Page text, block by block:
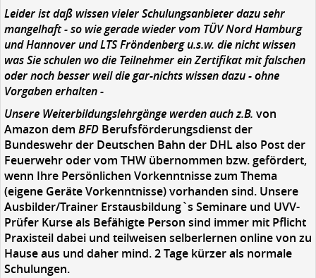
Leider ist daß wissen vieler Schulungsanbieter dazu sehr
mangelhaft - so wie gerade wieder vom TÜV Nord Hamburg
und Hannover und LTS Fröndenberg u.s.w. die nicht wissen
was Sie schulen wo die Teilnehmer ein Zertifikat mit falschen
oder noch besser weil die gar-nichts wissen dazu - ohne
Vorgaben erhalten -
Unsere Weiterbildungslehrgänge werden auch z.B. von
Amazon dem BFD Berufsförderungsdienst der
Bundeswehr der Deutschen Bahn der DHL also Post der
Feuerwehr oder vom THW übernommen bzw. gefördert,
wenn Ihre Persönlichen Vorkenntnisse zum Thema
(eigene Geräte Vorkenntnisse) vorhanden sind. Unsere
Ausbilder/Trainer Erstausbildung`s Seminare und UVV-
Prüfer Kurse als Befähigte Person sind immer mit Pflicht
Praxisteil dabei und teilweisen selberlernen online von zu
Hause aus und daher mind. 2 Tage kürzer als normale
Schulungen.